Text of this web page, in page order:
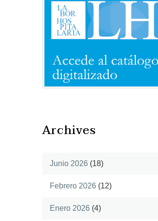
Archives
Junio 2026 (18)
Febrero 2026 (12)
Enero 2026 (4)